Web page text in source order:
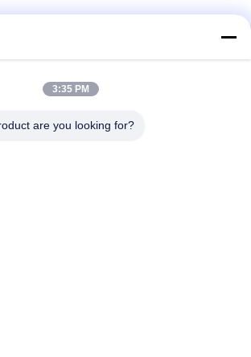
B, Plaza Rongchao New Times, Khu công
3:35 PM
are you looking for?